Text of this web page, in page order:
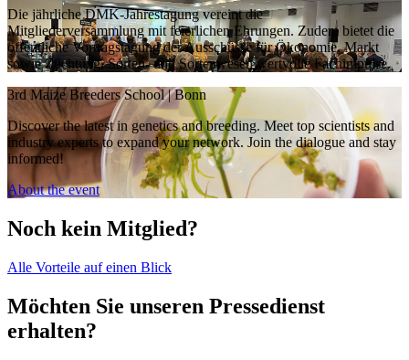
Die jährliche DMK-Jahrestagung vereint die
Mitgliederversammlung mit feierlichen Ehrungen. Zudem bietet die
öffentliche Vortragstagung der Ausschüsse für Ökonomie, Markt
sowie Züchtung, Sorten- und Sortenwesen wertvolle Fachimpulse.
3rd Maize Breeders School | Bonn
Discover the latest in genetics and breeding. Meet top scientists and
industry experts to expand your network. Join the dialogue and stay
informed!
About the event
Noch kein Mitglied?
Alle Vorteile auf einen Blick
Möchten Sie unseren Pressedienst
erhalten?